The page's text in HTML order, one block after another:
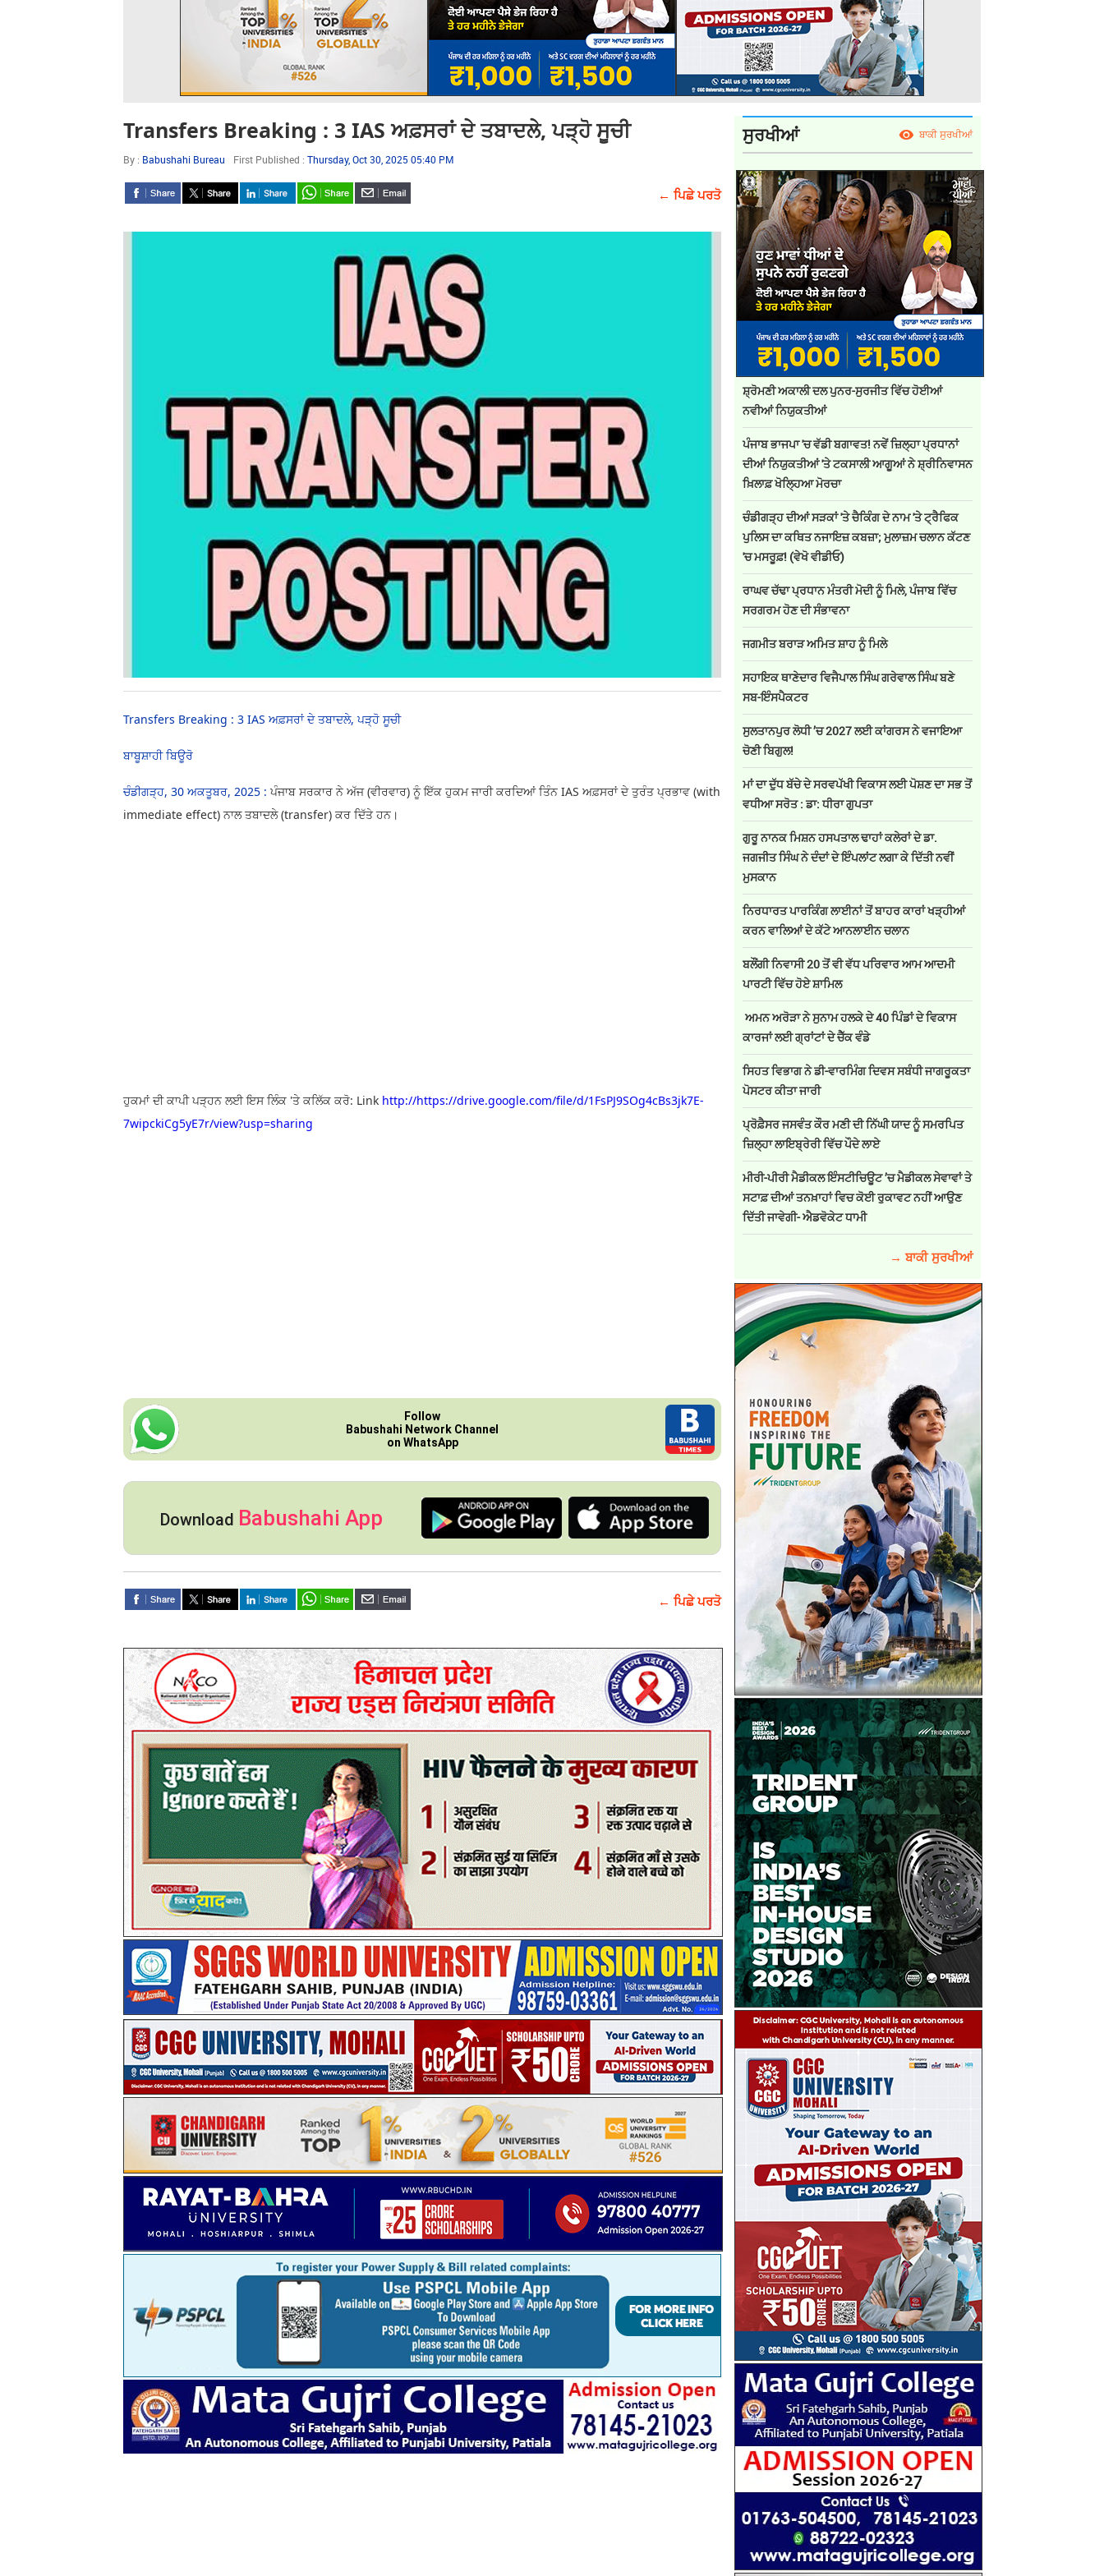
Transfers Breaking : 3 IAS ਅਫ਼ਸਰਾਂ ਦੇ ਤਬਾਦਲੇ, ਪੜ੍ਹੋ ਸੂਚੀ
By : Babushahi Bureau First Published : Thursday, Oct 30, 2025 05:40 PM
← ਪਿਛੇ ਪਰਤੋ
Transfers Breaking : 3 IAS ਅਫ਼ਸਰਾਂ ਦੇ ਤਬਾਦਲੇ, ਪੜ੍ਹੋ ਸੂਚੀ
ਬਾਬੂਸ਼ਾਹੀ ਬਿਊਰੋ
ਚੰਡੀਗੜ੍ਹ, 30 ਅਕਤੂਬਰ, 2025 : ਪੰਜਾਬ ਸਰਕਾਰ ਨੇ ਅੱਜ (ਵੀਰਵਾਰ) ਨੂੰ ਇੱਕ ਹੁਕਮ ਜਾਰੀ ਕਰਦਿਆਂ ਤਿੰਨ IAS ਅਫ਼ਸਰਾਂ ਦੇ ਤੁਰੰਤ ਪ੍ਰਭਾਵ (with
immediate effect) ਨਾਲ ਤਬਾਦਲੇ (transfer) ਕਰ ਦਿੱਤੇ ਹਨ।
ਹੁਕਮਾਂ ਦੀ ਕਾਪੀ ਪੜ੍ਹਨ ਲਈ ਇਸ ਲਿੰਕ 'ਤੇ ਕਲਿੱਕ ਕਰੋ: Link http://https://drive.google.com/file/d/1FsPJ9SOg4cBs3jk7E-
7wipckiCg5yE7r/view?usp=sharing
Follow
Babushahi Network Channel
on WhatsApp
Download Babushahi App
← ਪਿਛੇ ਪਰਤੋ
ਸੁਰਖੀਆਂ ਬਾਕੀ ਸੁਰਖੀਆਂ
ਸ਼੍ਰੋਮਣੀ ਅਕਾਲੀ ਦਲ ਪੁਨਰ-ਸੁਰਜੀਤ ਵਿੱਚ ਹੋਈਆਂ
ਨਵੀਆਂ ਨਿਯੁਕਤੀਆਂ
ਪੰਜਾਬ ਭਾਜਪਾ 'ਚ ਵੱਡੀ ਬਗਾਵਤ! ਨਵੇਂ ਜ਼ਿਲ੍ਹਾ ਪ੍ਰਧਾਨਾਂ
ਦੀਆਂ ਨਿਯੁਕਤੀਆਂ 'ਤੇ ਟਕਸਾਲੀ ਆਗੂਆਂ ਨੇ ਸ਼੍ਰੀਨਿਵਾਸਨ
ਖ਼ਿਲਾਫ਼ ਖੋਲ੍ਹਿਆ ਮੋਰਚਾ
ਚੰਡੀਗੜ੍ਹ ਦੀਆਂ ਸੜਕਾਂ 'ਤੇ ਚੈਕਿੰਗ ਦੇ ਨਾਮ 'ਤੇ ਟ੍ਰੈਫਿਕ
ਪੁਲਿਸ ਦਾ ਕਥਿਤ ਨਜਾਇਜ਼ ਕਬਜ਼ਾ; ਮੁਲਾਜ਼ਮ ਚਲਾਨ ਕੱਟਣ
'ਚ ਮਸਰੂਫ਼! (ਵੇਖੋ ਵੀਡੀਓ)
ਰਾਘਵ ਚੱਢਾ ਪ੍ਰਧਾਨ ਮੰਤਰੀ ਮੋਦੀ ਨੂੰ ਮਿਲੇ, ਪੰਜਾਬ ਵਿੱਚ
ਸਰਗਰਮ ਹੋਣ ਦੀ ਸੰਭਾਵਨਾ
ਜਗਮੀਤ ਬਰਾੜ ਅਮਿਤ ਸ਼ਾਹ ਨੂੰ ਮਿਲੇ
ਸਹਾਇਕ ਥਾਣੇਦਾਰ ਵਿਜੈਪਾਲ ਸਿੰਘ ਗਰੇਵਾਲ ਸਿੰਘ ਬਣੇ
ਸਬ-ਇੰਸਪੈਕਟਰ
ਸੁਲਤਾਨਪੁਰ ਲੋਧੀ ’ਚ 2027 ਲਈ ਕਾਂਗਰਸ ਨੇ ਵਜਾਇਆ
ਚੋਣੀ ਬਿਗੁਲ!
ਮਾਂ ਦਾ ਦੁੱਧ ਬੱਚੇ ਦੇ ਸਰਵਪੱਖੀ ਵਿਕਾਸ ਲਈ ਪੋਸ਼ਣ ਦਾ ਸਭ ਤੋਂ
ਵਧੀਆ ਸਰੋਤ : ਡਾ: ਧੀਰਾ ਗੁਪਤਾ
ਗੁਰੂ ਨਾਨਕ ਮਿਸ਼ਨ ਹਸਪਤਾਲ ਢਾਹਾਂ ਕਲੇਰਾਂ ਦੇ ਡਾ.
ਜਗਜੀਤ ਸਿੰਘ ਨੇ ਦੰਦਾਂ ਦੇ ਇੰਪਲਾਂਟ ਲਗਾ ਕੇ ਦਿੱਤੀ ਨਵੀਂ
ਮੁਸਕਾਨ
ਨਿਰਧਾਰਤ ਪਾਰਕਿੰਗ ਲਾਈਨਾਂ ਤੋਂ ਬਾਹਰ ਕਾਰਾਂ ਖੜ੍ਹੀਆਂ
ਕਰਨ ਵਾਲਿਆਂ ਦੇ ਕੱਟੇ ਆਨਲਾਈਨ ਚਲਾਨ
ਬਲੌਂਗੀ ਨਿਵਾਸੀ 20 ਤੋਂ ਵੀ ਵੱਧ ਪਰਿਵਾਰ ਆਮ ਆਦਮੀ
ਪਾਰਟੀ ਵਿੱਚ ਹੋਏ ਸ਼ਾਮਿਲ
ਅਮਨ ਅਰੋੜਾ ਨੇ ਸੁਨਾਮ ਹਲਕੇ ਦੇ 40 ਪਿੰਡਾਂ ਦੇ ਵਿਕਾਸ
ਕਾਰਜਾਂ ਲਈ ਗ੍ਰਾਂਟਾਂ ਦੇ ਚੈੱਕ ਵੰਡੇ
ਸਿਹਤ ਵਿਭਾਗ ਨੇ ਡੀ-ਵਾਰਮਿੰਗ ਦਿਵਸ ਸਬੰਧੀ ਜਾਗਰੂਕਤਾ
ਪੋਸਟਰ ਕੀਤਾ ਜਾਰੀ
ਪ੍ਰੋਫ਼ੈਸਰ ਜਸਵੰਤ ਕੌਰ ਮਣੀ ਦੀ ਨਿੱਘੀ ਯਾਦ ਨੂੰ ਸਮਰਪਿਤ
ਜ਼ਿਲ੍ਹਾ ਲਾਇਬ੍ਰੇਰੀ ਵਿੱਚ ਪੌਦੇ ਲਾਏ
ਮੀਰੀ-ਪੀਰੀ ਮੈਡੀਕਲ ਇੰਸਟੀਚਿਊਟ ’ਚ ਮੈਡੀਕਲ ਸੇਵਾਵਾਂ ਤੇ
ਸਟਾਫ਼ ਦੀਆਂ ਤਨਖ਼ਾਹਾਂ ਵਿਚ ਕੋਈ ਰੁਕਾਵਟ ਨਹੀਂ ਆਉਣ
ਦਿੱਤੀ ਜਾਵੇਗੀ- ਐਡਵੋਕੇਟ ਧਾਮੀ
→ ਬਾਕੀ ਸੁਰਖੀਆਂ